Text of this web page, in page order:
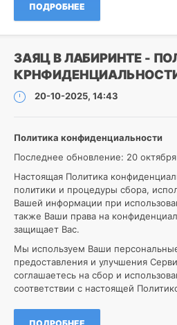
ПОДРОБНЕЕ
ЗАЯЦ В ЛАБИРИНТЕ -
20-10-2025, 14:43
Игры
Roman
12
Политика
конфиденциальности
Политика конфиденциальности
Последнее обновление: 20
Настоящая Политика
политики и процедуры сбора,
Вашей информации при
также Ваши права на
защищает Вас.
Мы используем Ваши
предоставления и улучшения
соглашаетесь на сбор и
соответствии с настоящей